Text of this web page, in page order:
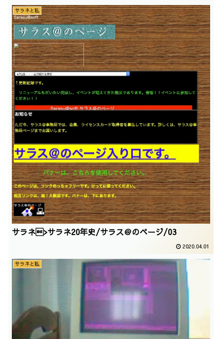
サラネと私
サラネ>サラネ20年史/サラス＠のページ/03
2020.04.01
サラネと私